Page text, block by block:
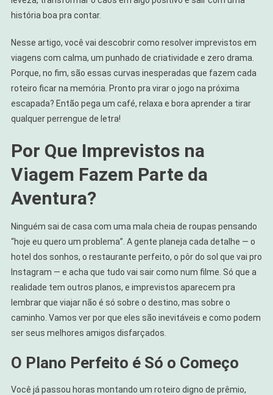
história boa pra contar.
Nesse artigo, você vai descobrir como resolver imprevistos em
viagens com calma, um punhado de criatividade e zero drama.
Porque, no fim, são essas curvas inesperadas que fazem cada
roteiro ficar na memória. Pronto pra virar o jogo na próxima
escapada? Então pega um café, relaxa e bora aprender a tirar
qualquer perrengue de letra!
Por Que Imprevistos na
Viagem Fazem Parte da
Aventura?
Ninguém sai de casa com uma mala cheia de roupas pensando
“hoje eu quero um problema”. A gente planeja cada detalhe — o
hotel dos sonhos, o restaurante perfeito, o pôr do sol que vai pro
Instagram — e acha que tudo vai sair como num filme. Só que a
realidade tem outros planos, e imprevistos aparecem pra
lembrar que viajar não é só sobre o destino, mas sobre o
caminho. Vamos ver por que eles são inevitáveis e como podem
ser seus melhores amigos disfarçados.
O Plano Perfeito é Só o Começo
Você já passou horas montando um roteiro digno de prêmio,